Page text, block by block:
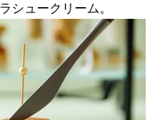
シュークリーム。